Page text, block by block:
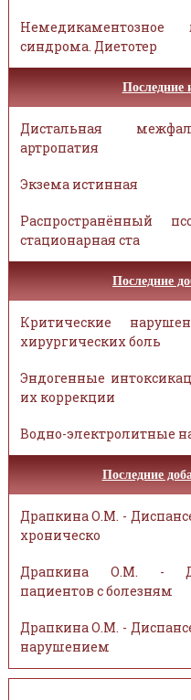
Немедикаментозное
синдрома. Диетотер
Последние
Дистальная
артропатия
Экзема истинная
Распространённый
стационарная ста
Последние
Критические
хирургических боль
Эндогенные
их коррекции
Водно-электролитные
Последние
Драпкина О.М. -
хроническо
Драпкина О.М. -
пациентов с болезням
Драпкина О.М. -
нарушением